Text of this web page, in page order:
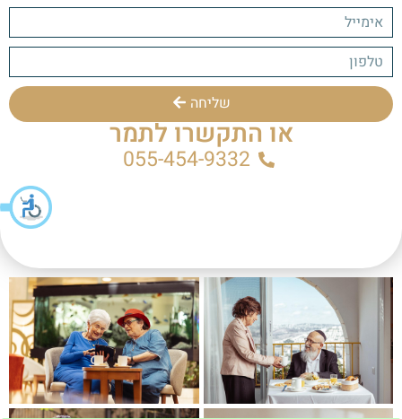
שליחה
או התקשרו לתמר
055-454-9332